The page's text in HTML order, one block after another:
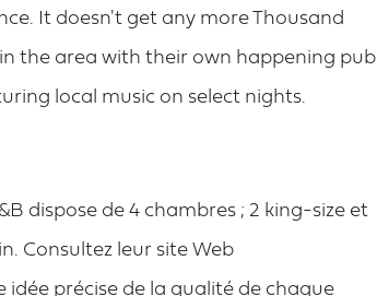
It doesn't get any more Thousand
the area with their own happening pub
local music on select nights.
dispose de 4 chambres ; 2 king-size et
Consultez leur site Web
précise de la qualité de chaque